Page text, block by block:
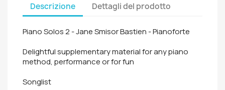
Descrizione Dettagli del prodotto
Piano Solos 2 - Jane Smisor Bastien - Pianoforte
Delightful supplementary material for any piano
method, performance or for fun
Songlist